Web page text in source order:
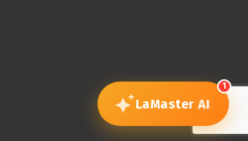
1
LaMaster AI